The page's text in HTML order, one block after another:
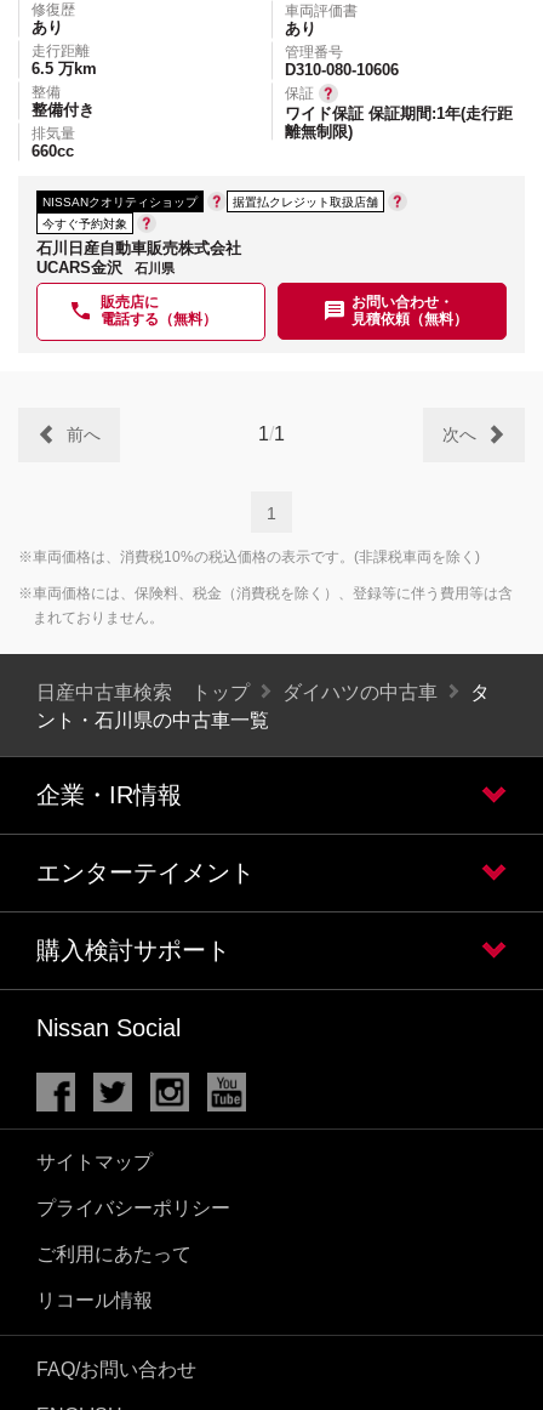
修復歴
あり
走行距離
6.5 万km
整備
整備付き
排気量
660cc
車両評価書
あり
管理番号
D310-080-10606
保証
ワイド保証 保証期間:1年(走行距
離無制限)
NISSANクオリティショップ
据置払クレジット取扱店舗
今すぐ予約対象
石川日産自動車販売株式会社
UCARS金沢
石川県
販売店に
電話する（無料）
お問い合わせ・
見積依頼（無料）
1/1
前へ 次へ
1
※車両価格は、消費税10%の税込価格の表示です。(非課税車両を除く)
※車両価格には、保険料、税金（消費税を除く）、登録等に伴う費用等は含
まれておりません。
日産中古車検索 トップ ダイハツの中古車
タ
ント・石川県の中古車一覧
企業・IR情報
エンターテイメント
購入検討サポート
Nissan Social
サイトマップ
プライバシーポリシー
ご利用にあたって
リコール情報
FAQ/お問い合わせ